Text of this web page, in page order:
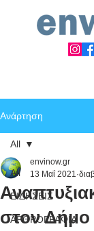
Ανάρτηση
All
ΕΙΔΗΣΕΙΣ
ΑΡΘΡΟΓΡΑΦΙΑ
All
στον Δήμο
envinow.gr
13 Μαΐ 2021